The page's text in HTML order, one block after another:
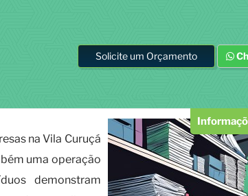
Solicite um Orçamento
na Vila Curuçá
uma operação
demonstram